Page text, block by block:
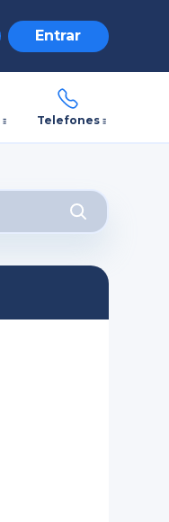
Entrar
Telefones